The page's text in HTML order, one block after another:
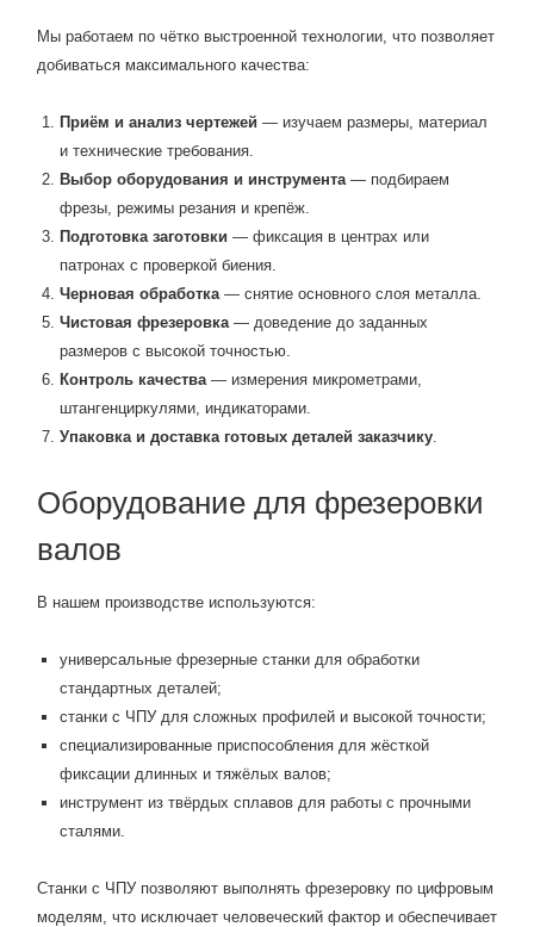
Мы работаем по чётко выстроенной технологии, что позволяет
добиваться максимального качества:
Приём и анализ чертежей — изучаем размеры, материал
и технические требования.
Выбор оборудования и инструмента— подбираем
фрезы, режимы резания и крепёж.
Подготовка заготовки — фиксация в центрах или
патронах с проверкой биения.
Черновая обработка— снятие основного слоя металла.
Чистовая фрезеровка— доведение до заданных
размеров с высокой точностью.
Контроль качества— измерения микрометрами,
штангенциркулями, индикаторами.
Упаковка и доставка готовых деталей заказчику.
Оборудование для фрезеровки
валов
В нашем производстве используются:
универсальные фрезерные станки для обработки
стандартных деталей;
станки с ЧПУ для сложных профилей и высокой точности;
специализированные приспособления для жёсткой
фиксации длинных и тяжёлых валов;
инструмент из твёрдых сплавов для работы с прочными
сталями.
Станки с ЧПУ позволяют выполнять фрезеровку по цифровым
моделям, что исключает человеческий фактор и обеспечивает